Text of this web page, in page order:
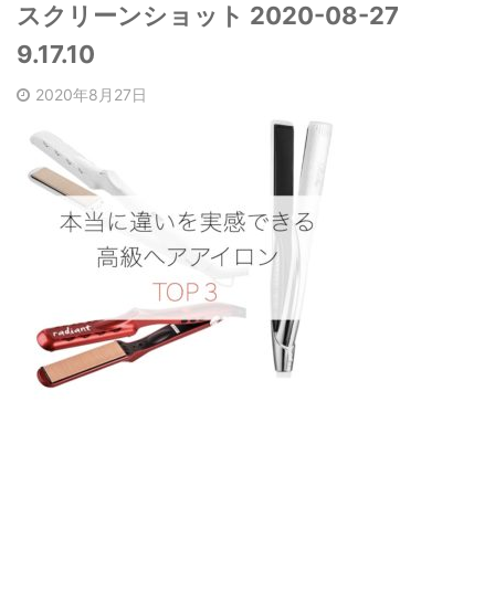
スクリーンショット 2020-08-27
9.17.10
2020年8月27日